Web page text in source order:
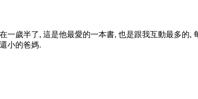
一歲半了, 這是他最愛的一本書, 也是跟我互動最多的,
小的爸媽.